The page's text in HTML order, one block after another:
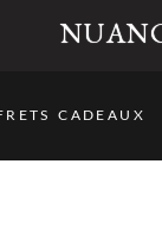
CADEAUX